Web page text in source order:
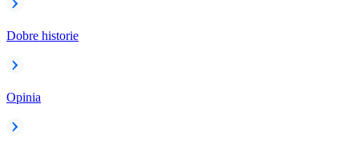
Dobre historie
Opinia